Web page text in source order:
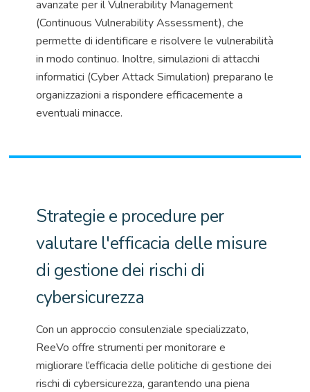
avanzate per ilVulnerability Management
(Continuous VulnerabilityAssessment), che
permette di identificare e risolvere le vulnerabilità
in modo continuo. Inoltre, simulazioni di attacchi
informatici (Cyber Attack Simulation) preparano le
organizzazioni a rispondere efficacemente a
eventuali minacce.
Strategie e procedure per
valutare l'efficacia delle misure
di gestione dei rischi di
cybersicurezza
Con un approccio consulenziale specializzato,
ReeVo offre strumenti per monitorare e
migliorare l’efficacia delle politiche di gestione dei
rischi di cybersicurezza, garantendo una piena